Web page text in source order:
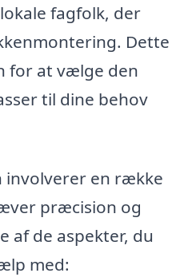
fagfolk, der
Dette
for at vælge den
til dine behov
involverer en række
præcision og
af de aspekter, du
med: